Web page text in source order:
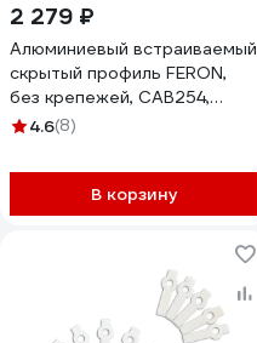
2 279 ₽
Алюминиевый встраиваемый
скрытый профиль FERON,
без крепежей, CAB254,
серебро 10362
4.6(8)
В корзину